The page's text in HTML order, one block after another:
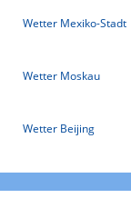
Wetter Mexiko-Stadt
Wetter Moskau
Wetter Beijing